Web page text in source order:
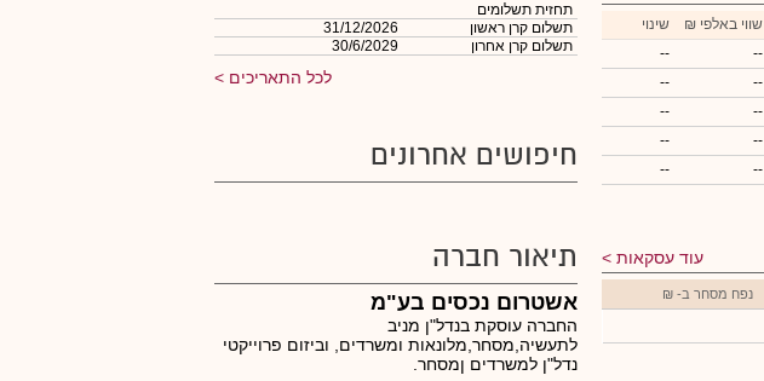
₪ שווי באלפי
שינוי
--
--
--
--
--
--
--
--
--
--
עוד עסקאות
נפח מסחר ב- ₪
תחזית תשלומים
תשלום קרן ראשון
31/12/2026
תשלום קרן אחרון
30/6/2029
לכל התאריכים
חיפושים אחרונים
תיאור חברה
אשטרום נכסים בע"מ
החברה עוסקת בנדל"ן מניב
לתעשיה,מסחר,מלונאות ומשרדים, וביזום פרוייקטי
נדל"ן למשרדים ןמסחר.